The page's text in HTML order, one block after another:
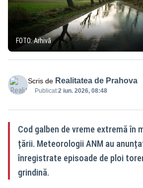
FOTO: Arhivă
Scris de Realitatea de Prahova
Publicat:2 iun. 2026, 08:48
Cod galben de vreme extremă în
țării. Meteorologii ANM au
înregistrate episoade de ploi
grindină.